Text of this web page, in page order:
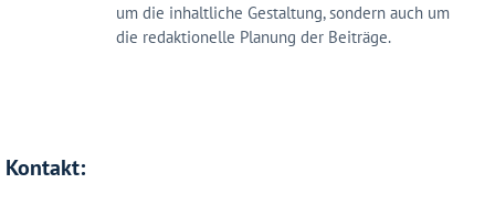
um die inhaltliche Gestaltung, sondern auch um
die redaktionelle Planung der Beiträge.
Kontakt: